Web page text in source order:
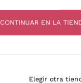
CONTINUAR EN LA
Elegir otra